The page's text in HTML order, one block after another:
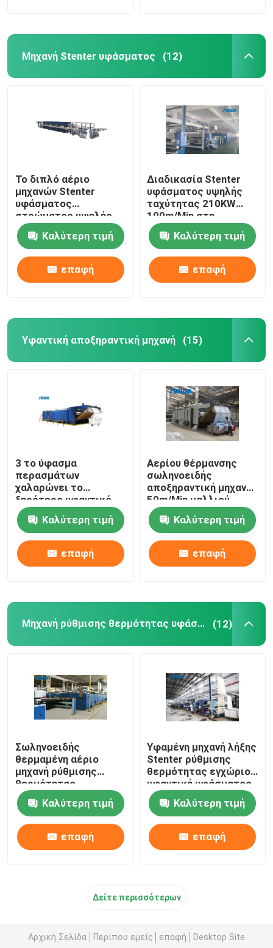
Μηχανή Stenter υφάσματος (12)
Το διπλό αέριο
μηχανών Stenter
υφάσματος
στρώματος υψηλής
ταχύτητας που
θερμαίνεται για
πλέκει το ύφασμα
Καλύτερη τιμή
επαφή
Διαδικασία Stenter
υφάσματος υψηλής
ταχύτητας 210KW
100m/Min στη
βιομηχανία
κλωστοϋφαντουργίας
2800mm
Καλύτερη τιμή
επαφή
Υφαντική αποξηραντική μηχανή (15)
3 το ύφασμα
περασμάτων
χαλαρώνει το
ξηρότερο υφαντικό
μπλε λευκό μηχανών
ξήρανσηςΚαλύτερη τιμή
επαφή
Αερίου θέρμανσης
σωληνοειδής
αποξηραντική μηχανή
50m/Min μαλλιού
μηχανών υφάσματος
ξηρότερη προ
Καλύτερη τιμή
επαφή
Μηχανή ρύθμισης θερμότητας υφάσματος (12)
Σωληνοειδής
θερμαμένη αέριο
μηχανή ρύθμισης
θερμότητας
υφάσματος για τα
υφάσματα 2200mm
πετσετών
Καλύτερη τιμή
επαφή
Υφαμένη μηχανή λήξης
Stenter ρύθμισης
θερμότητας εγχώριου
υφαντική υφάσματος
θερμαμένη πετρέλαιο
Καλύτερη τιμή
επαφή
Δείτε περισσότερων
Αρχική Σελίδα Περίπου εμείς επαφή Desktop Site